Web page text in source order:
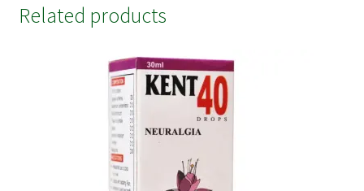
Related products